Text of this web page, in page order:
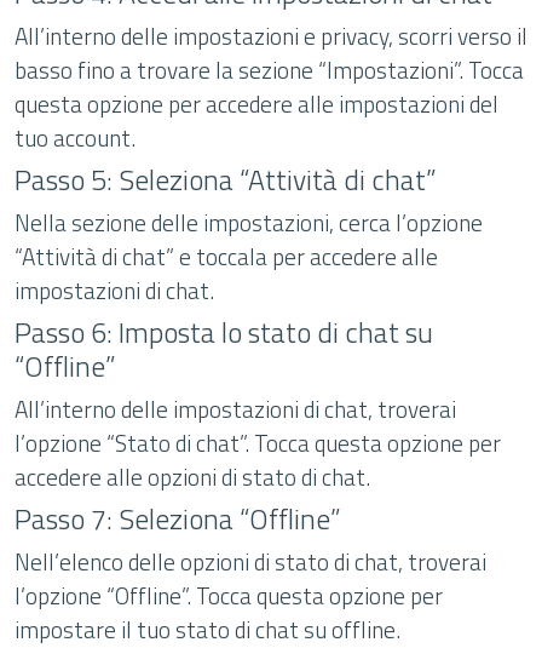
All’interno delle impostazioni e privacy, scorri verso il
basso fino a trovare la sezione “Impostazioni”. Tocca
questa opzione per accedere alle impostazioni del
tuo account.
Passo 5: Seleziona “Attività di chat”
Nella sezione delle impostazioni, cerca l’opzione
“Attività di chat” e toccala per accedere alle
impostazioni di chat.
Passo 6: Imposta lo stato di chat su
“Offline”
All’interno delle impostazioni di chat, troverai
l’opzione “Stato di chat”. Tocca questa opzione per
accedere alle opzioni di stato di chat.
Passo 7: Seleziona “Offline”
Nell’elenco delle opzioni di stato di chat, troverai
l’opzione “Offline”. Tocca questa opzione per
impostare il tuo stato di chat su offline.